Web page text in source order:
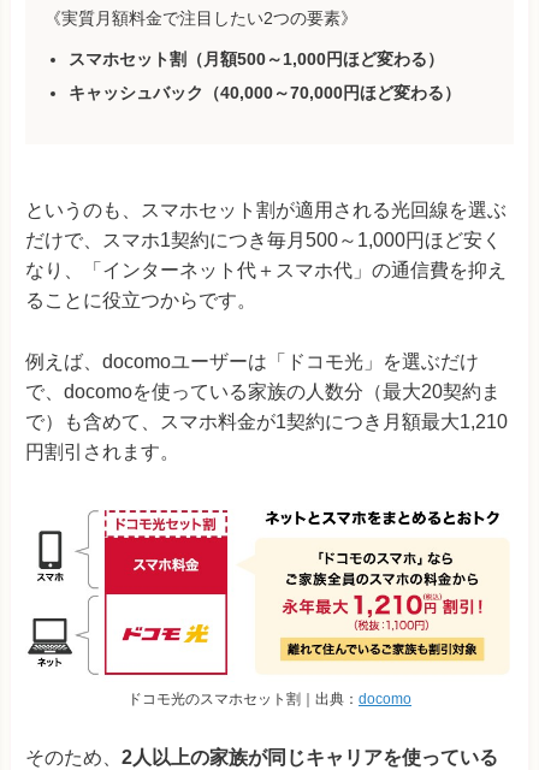
《実質月額料金で注目したい2つの要素》
スマホセット割
（月額500～1,000円ほど変わる）
キャッシュバック
（40,000～70,000円ほど変わる）
というのも、スマホセット割が適用される光回線を選ぶ
だけで、スマホ1契約につき毎月500～1,000円ほど安く
なり、「インターネット代＋スマホ代」の通信費を抑え
ることに役立つからです。
例えば、docomoユーザーは「ドコモ光」を選ぶだけ
で、docomoを使っている家族の人数分（最大20契約ま
で）も含めて、スマホ料金が1契約につき月額最大1,210
円割引されます。
ドコモ光のスマホセット割｜出典： docomo
そのため、 2人以上の家族が同じキャリアを使っている